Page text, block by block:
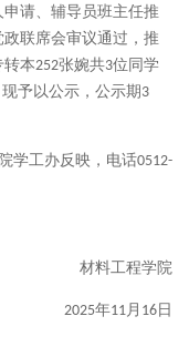
请、辅导员班主任推
联席会审议通过，推
转本252张婉共3位同学
予以公示，公示期 3
学工办反映，电话0512-
材料工程学院
2025年11月 16 日